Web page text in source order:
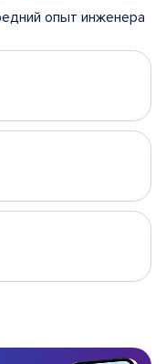
опыт инженера